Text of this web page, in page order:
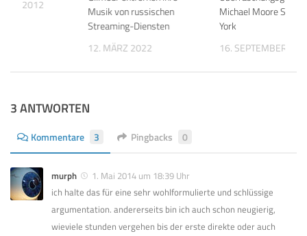
Musik von russischen
Streaming-Diensten
12. MÄRZ 2022
Michael Moore Show
York
16. SEPTEMBER
2012
3 ANTWORTEN
Kommentare 3 Pingbacks 0
murph
1. Mai 2014 um 18:39 Uhr
ich halte das für eine sehr wohlformulierte und schlüssige
argumentation. andererseits bin ich auch schon neugierig,
wieviele stunden vergehen bis der erste direkte oder auch